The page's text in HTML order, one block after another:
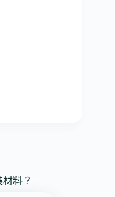
料？